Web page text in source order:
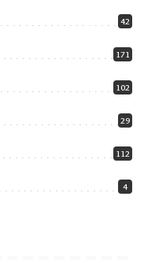
42
171
102
29
112
4